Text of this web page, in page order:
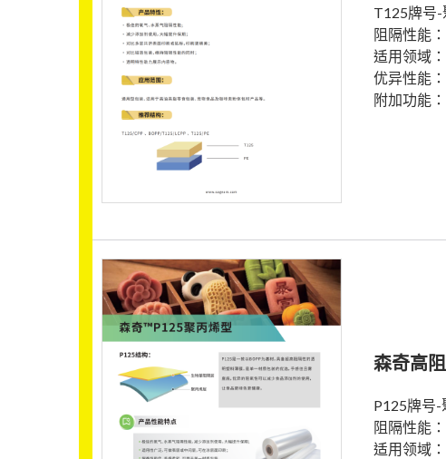
T125牌号-
阻隔性能
适用领域
优异性能
附加功能
森奇高
P125牌号
阻隔性能
适用领域